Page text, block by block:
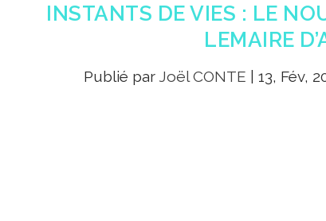
INSTANTS DE VIES : LE
LEMAIRE
Publié par Joël CONTE |13, Fév,